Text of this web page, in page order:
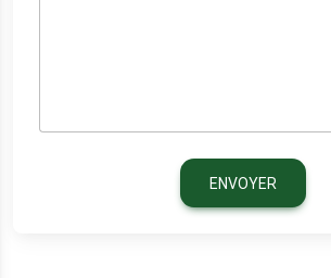
ENVOYER